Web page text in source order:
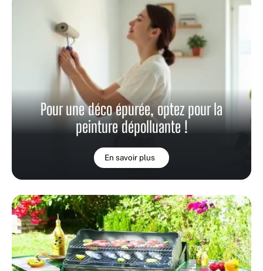
Pour une déco épurée, optez pour la
peinture dépolluante !
En savoir plus